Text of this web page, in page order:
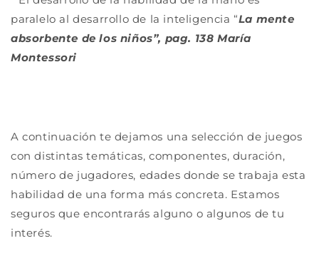
paralelo al desarrollo de la inteligencia “La mente
absorbente de los niños”, pag. 138 María
Montessori
A continuación te dejamos una selección de juegos
con distintas temáticas, componentes, duración,
número de jugadores, edades donde se trabaja esta
habilidad de una forma más concreta. Estamos
seguros que encontrarás alguno o algunos de tu
interés.